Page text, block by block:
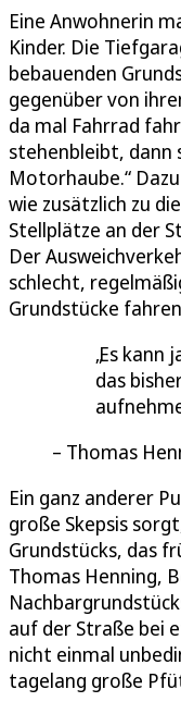
Eine Anwohnerin
Kinder. Die
bebauenden
gegenüber von
da mal Fahrrad
stehenbleibt, dann
Motorhaube.“
wie zusätzlich zu
Stellplätze an der
Der
schlecht,
Grundstücke
Es kann
das
Thomas
Ein ganz anderer
große Skepsis
Grundstücks, das
Thomas Henning,
auf der Straße bei
nicht einmal
tagelang große